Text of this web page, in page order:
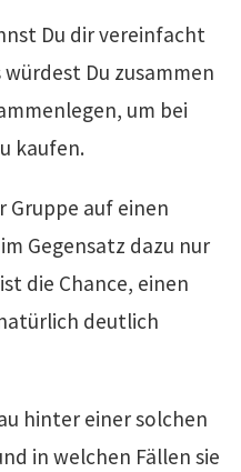
Du dir vereinfacht
Du zusammen
um bei
kaufen.
Gruppe auf einen
Gegensatz dazu nur
die Chance, einen
deutlich
hinter einer solchen
in welchen Fällen sie